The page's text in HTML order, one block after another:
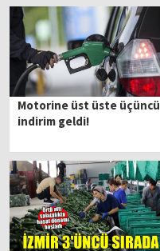
Motorine üst üste üçüncü
indirim geldi!